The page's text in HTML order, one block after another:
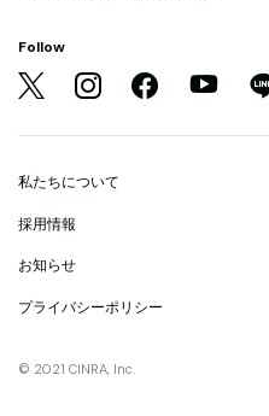
Follow
私たちについて
採用情報
お知らせ
プライバシーポリシー
© 2021 CINRA, Inc.